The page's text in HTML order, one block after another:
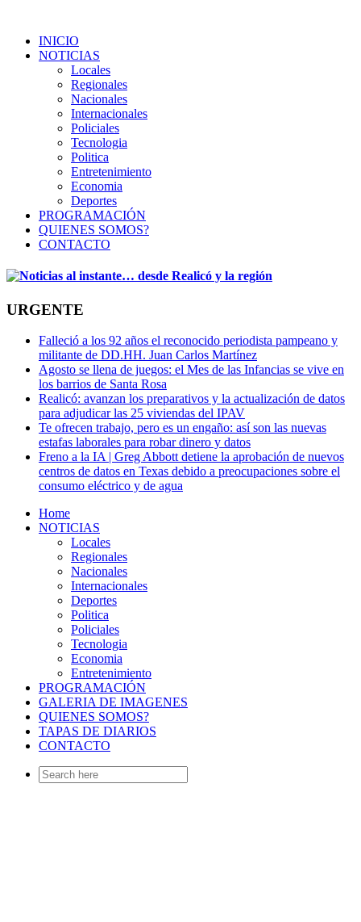
INICIO
NOTICIAS
Locales
Regionales
Nacionales
Internacionales
Policiales
Tecnologia
Politica
Entretenimiento
Economia
Deportes
PROGRAMACIÓN
QUIENES SOMOS?
CONTACTO
URGENTE
Falleció a los 92 años el reconocido periodista pampeano y
militante de DD.HH. Juan Carlos Martínez
Agosto se llena de juegos: el Mes de las Infancias se vive en
los barrios de Santa Rosa
Realicó: avanzan los preparativos y la actualización de datos
para adjudicar las 25 viviendas del IPAV
Te ofrecen trabajo, pero es un engaño: así son las nuevas
estafas laborales para robar dinero y datos
Freno a la IA | Greg Abbott detiene la aprobación de nuevos
centros de datos en Texas debido a preocupaciones sobre el
consumo eléctrico y de agua
Home
NOTICIAS
Locales
Regionales
Nacionales
Internacionales
Deportes
Politica
Policiales
Tecnologia
Economia
Entretenimiento
PROGRAMACIÓN
GALERIA DE IMAGENES
QUIENES SOMOS?
TAPAS DE DIARIOS
CONTACTO
Search
for: